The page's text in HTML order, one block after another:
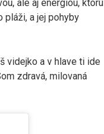
ale aj energiou, ktorú
pláži, a jej pohyby
videjko a v hlave ti ide
zdravá, milovaná